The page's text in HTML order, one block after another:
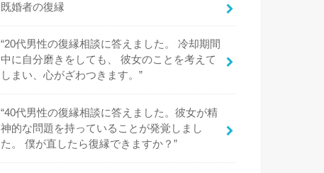
既婚者の復縁
“20代男性の復縁相談に答えました。 冷却期間
中に自分磨きをしても、 彼女のことを考えて
しまい、心がざわつきます。”
“40代男性の復縁相談に答えました。彼女が精
神的な問題を持っていることが発覚しまし
た。 僕が直したら復縁できますか？”